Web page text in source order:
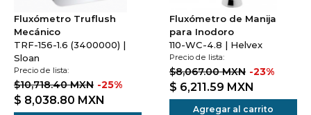
Fluxómetro Truflush
Mecánico
TRF-156-1.6 (3400000) |
Sloan
Precio de lista:
$10,718.40 MXN -25%
$ 8,038.80 MXN
Fluxómetro de Manija
para Inodoro
110-WC-4.8 | Helvex
Precio de lista:
$8,067.00 MXN -23%
$ 6,211.59 MXN
Agregar al carrito